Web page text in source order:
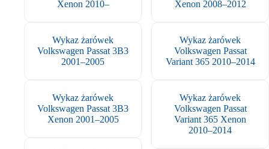
Xenon 2010–
Wykaz żarówek
Volkswagen Passat 3B3
2001–2005
Wykaz żarówek
Volkswagen Passat 3B3
Xenon 2001–2005
Xenon 2008–2012
Wykaz żarówek
Volkswagen Passat
Variant 365 2010–2014
Wykaz żarówek
Volkswagen Passat
Variant 365 Xenon
2010–2014